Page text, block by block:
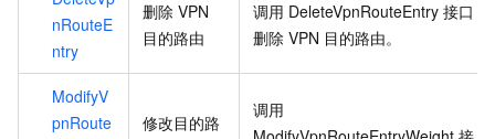
nRouteE
ntry
删除 VPN
目的路由
调用 DeleteVpnRouteEntry 接口
删除 VPN 目的路由。
ModifyV
pnRoute
修改目的路
调用